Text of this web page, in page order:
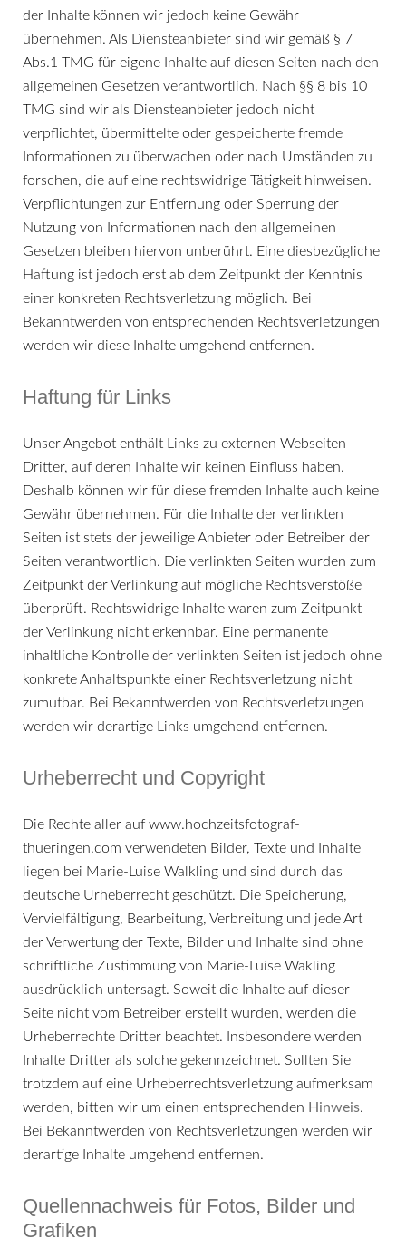
der Inhalte können wir jedoch keine Gewähr
übernehmen. Als Diensteanbieter sind wir gemäß § 7
Abs.1 TMG für eigene Inhalte auf diesen Seiten nach den
allgemeinen Gesetzen verantwortlich. Nach §§ 8 bis 10
TMG sind wir als Diensteanbieter jedoch nicht
verpflichtet, übermittelte oder gespeicherte fremde
Informationen zu überwachen oder nach Umständen zu
forschen, die auf eine rechtswidrige Tätigkeit hinweisen.
Verpflichtungen zur Entfernung oder Sperrung der
Nutzung von Informationen nach den allgemeinen
Gesetzen bleiben hiervon unberührt. Eine diesbezügliche
Haftung ist jedoch erst ab dem Zeitpunkt der Kenntnis
einer konkreten Rechtsverletzung möglich. Bei
Bekanntwerden von entsprechenden Rechtsverletzungen
werden wir diese Inhalte umgehend entfernen.
Haftung für Links
Unser Angebot enthält Links zu externen Webseiten
Dritter, auf deren Inhalte wir keinen Einfluss haben.
Deshalb können wir für diese fremden Inhalte auch keine
Gewähr übernehmen. Für die Inhalte der verlinkten
Seiten ist stets der jeweilige Anbieter oder Betreiber der
Seiten verantwortlich. Die verlinkten Seiten wurden zum
Zeitpunkt der Verlinkung auf mögliche Rechtsverstöße
überprüft. Rechtswidrige Inhalte waren zum Zeitpunkt
der Verlinkung nicht erkennbar. Eine permanente
inhaltliche Kontrolle der verlinkten Seiten ist jedoch ohne
konkrete Anhaltspunkte einer Rechtsverletzung nicht
zumutbar. Bei Bekanntwerden von Rechtsverletzungen
werden wir derartige Links umgehend entfernen.
Urheberrecht und Copyright
Die Rechte aller auf www.hochzeitsfotograf-
thueringen.com verwendeten Bilder, Texte und Inhalte
liegen bei Marie-Luise Walkling und sind durch das
deutsche Urheberrecht geschützt. Die Speicherung,
Vervielfältigung, Bearbeitung, Verbreitung und jede Art
der Verwertung der Texte, Bilder und Inhalte sind ohne
schriftliche Zustimmung von Marie-Luise Wakling
ausdrücklich untersagt. Soweit die Inhalte auf dieser
Seite nicht vom Betreiber erstellt wurden, werden die
Urheberrechte Dritter beachtet. Insbesondere werden
Inhalte Dritter als solche gekennzeichnet. Sollten Sie
trotzdem auf eine Urheberrechtsverletzung aufmerksam
werden, bitten wir um einen entsprechenden Hinweis.
Bei Bekanntwerden von Rechtsverletzungen werden wir
derartige Inhalte umgehend entfernen.
Quellennachweis für Fotos, Bilder und
Grafiken